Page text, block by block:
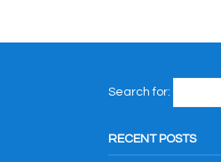
Search for:
RECENT POSTS